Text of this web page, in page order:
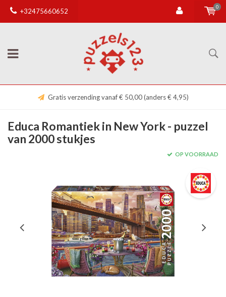
+32475660652
0
Gratis verzending vanaf € 50,00 (anders € 4,95)
Educa Romantiek in New York - puzzel
van 2000 stukjes
OP VOORRAAD